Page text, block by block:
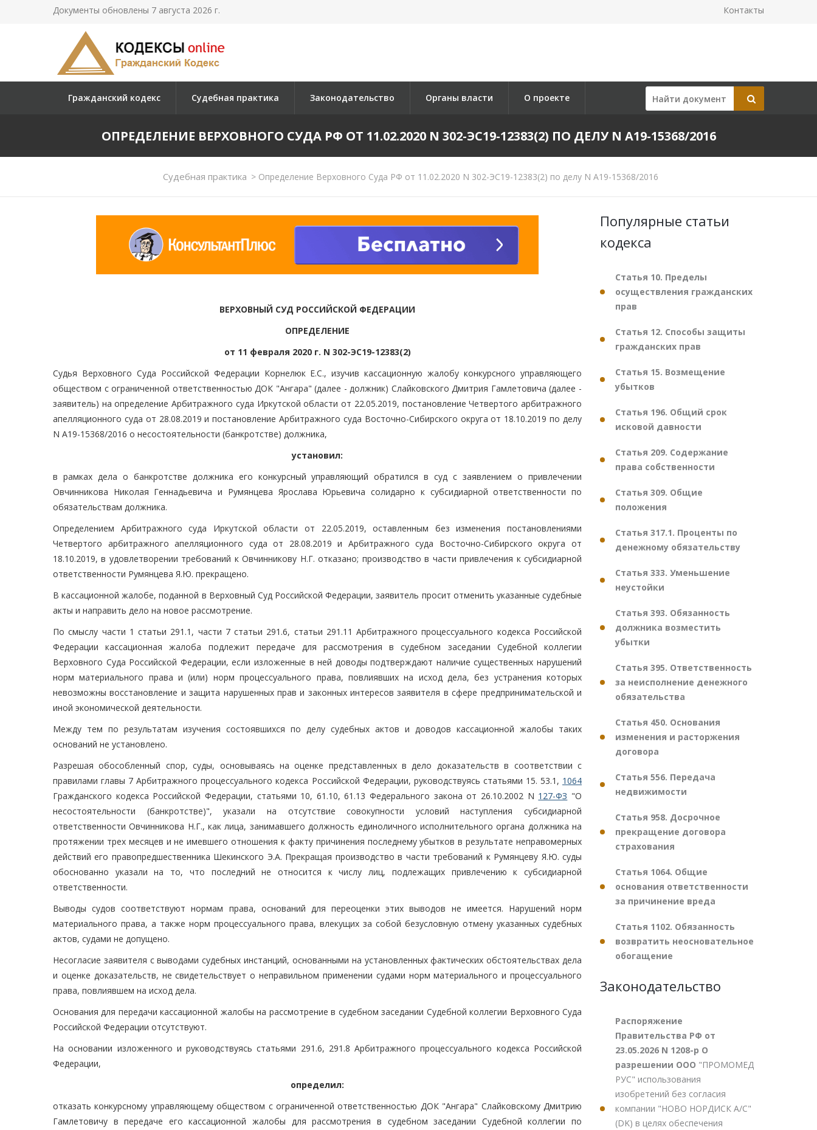
Документы обновлены 7 августа 2026 г. Контакты
Гражданский кодекс Судебная практика Законодательство Органы власти О проекте
ОПРЕДЕЛЕНИЕ ВЕРХОВНОГО СУДА РФ ОТ 11.02.2020 N 302-ЭС19-12383(2) ПО ДЕЛУ N А19-15368/2016
Судебная практика > Определение Верховного Суда РФ от 11.02.2020 N 302-ЭС19-12383(2) по делу N А19-15368/2016
ВЕРХОВНЫЙ СУД РОССИЙСКОЙ ФЕДЕРАЦИИ
ОПРЕДЕЛЕНИЕ
от 11 февраля 2020 г. N 302-ЭС19-12383(2)
Судья Верховного Суда Российской Федерации Корнелюк Е.С., изучив кассационную жалобу конкурсного управляющего
обществом с ограниченной ответственностью ДОК "Ангара" (далее - должник) Слайковского Дмитрия Гамлетовича (далее -
заявитель) на определение Арбитражного суда Иркутской области от 22.05.2019, постановление Четвертого арбитражного
апелляционного суда от 28.08.2019 и постановление Арбитражного суда Восточно-Сибирского округа от 18.10.2019 по делу
N А19-15368/2016 о несостоятельности (банкротстве) должника,
установил:
в рамках дела о банкротстве должника его конкурсный управляющий обратился в суд с заявлением о привлечении
Овчинникова Николая Геннадьевича и Румянцева Ярослава Юрьевича солидарно к субсидиарной ответственности по
обязательствам должника.
Определением Арбитражного суда Иркутской области от 22.05.2019, оставленным без изменения постановлениями
Четвертого арбитражного апелляционного суда от 28.08.2019 и Арбитражного суда Восточно-Сибирского округа от
18.10.2019, в удовлетворении требований к Овчинникову Н.Г. отказано; производство в части привлечения к субсидиарной
ответственности Румянцева Я.Ю. прекращено.
В кассационной жалобе, поданной в Верховный Суд Российской Федерации, заявитель просит отменить указанные судебные
акты и направить дело на новое рассмотрение.
По смыслу части 1 статьи 291.1, части 7 статьи 291.6, статьи 291.11 Арбитражного процессуального кодекса Российской
Федерации кассационная жалоба подлежит передаче для рассмотрения в судебном заседании Судебной коллегии
Верховного Суда Российской Федерации, если изложенные в ней доводы подтверждают наличие существенных нарушений
норм материального права и (или) норм процессуального права, повлиявших на исход дела, без устранения которых
невозможны восстановление и защита нарушенных прав и законных интересов заявителя в сфере предпринимательской и
иной экономической деятельности.
Между тем по результатам изучения состоявшихся по делу судебных актов и доводов кассационной жалобы таких
оснований не установлено.
Разрешая обособленный спор, суды, основываясь на оценке представленных в дело доказательств в соответствии с
правилами главы 7 Арбитражного процессуального кодекса Российской Федерации, руководствуясь статьями 15. 53.1, 1064
Гражданского кодекса Российской Федерации, статьями 10, 61.10, 61.13 Федерального закона от 26.10.2002 N 127-ФЗ "О
несостоятельности (банкротстве)", указали на отсутствие совокупности условий наступления субсидиарной
ответственности Овчинникова Н.Г., как лица, занимавшего должность единоличного исполнительного органа должника на
протяжении трех месяцев и не имевшего отношения к факту причинения последнему убытков в результате неправомерных
действий его правопредшественника Шекинского Э.А. Прекращая производство в части требований к Румянцеву Я.Ю. суды
обоснованно указали на то, что последний не относится к числу лиц, подлежащих привлечению к субсидиарной
ответственности.
Выводы судов соответствуют нормам права, оснований для переоценки этих выводов не имеется. Нарушений норм
материального права, а также норм процессуального права, влекущих за собой безусловную отмену указанных судебных
актов, судами не допущено.
Несогласие заявителя с выводами судебных инстанций, основанными на установленных фактических обстоятельствах дела
и оценке доказательств, не свидетельствует о неправильном применении судами норм материального и процессуального
права, повлиявшем на исход дела.
Основания для передачи кассационной жалобы на рассмотрение в судебном заседании Судебной коллегии Верховного Суда
Российской Федерации отсутствуют.
На основании изложенного и руководствуясь статьями 291.6, 291.8 Арбитражного процессуального кодекса Российской
Федерации,
определил:
отказать конкурсному управляющему обществом с ограниченной ответственностью ДОК "Ангара" Слайковскому Дмитрию
Гамлетовичу в передаче его кассационной жалобы для рассмотрения в судебном заседании Судебной коллегии по
Популярные статьи
кодекса
Статья 10. Пределы
осуществления гражданских
прав
Статья 12. Способы защиты
гражданских прав
Статья 15. Возмещение
убытков
Статья 196. Общий срок
исковой давности
Статья 209. Содержание
права собственности
Статья 309. Общие
положения
Статья 317.1. Проценты по
денежному обязательству
Статья 333. Уменьшение
неустойки
Статья 393. Обязанность
должника возместить
убытки
Статья 395. Ответственность
за неисполнение денежного
обязательства
Статья 450. Основания
изменения и расторжения
договора
Статья 556. Передача
недвижимости
Статья 958. Досрочное
прекращение договора
страхования
Статья 1064. Общие
основания ответственности
за причинение вреда
Статья 1102. Обязанность
возвратить неосновательное
обогащение
Законодательство
Распоряжение
Правительства РФ от
23.05.2026 N 1208-р О
разрешении ООО "ПРОМОМЕД
РУС" использования
изобретений без согласия
компании "НОВО НОРДИСК А/С"
(DK) в целях обеспечения